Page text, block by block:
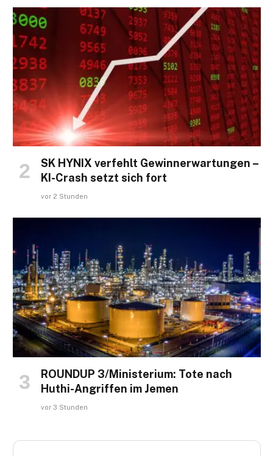
SK HYNIX verfehlt Gewinnerwartungen –
KI-Crash setzt sich fort
vor 2 Stunden
ROUNDUP 3/Ministerium: Tote nach
Huthi-Angriffen im Jemen
vor 3 Stunden